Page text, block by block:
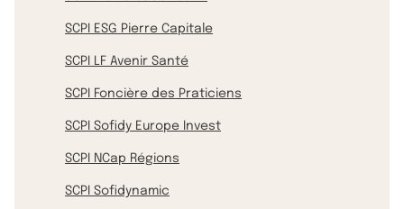
SCPI ESG Pierre Capitale
SCPI LF Avenir Santé
SCPI Foncière des Praticiens
SCPI Sofidy Europe Invest
SCPI NCap Régions
SCPI Sofidynamic